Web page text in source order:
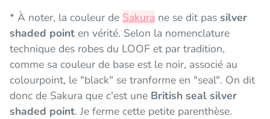
* À noter, la couleur de Sakura ne se dit pas silver
shaded point en vérité. Selon la nomenclature
technique des robes du LOOF et par tradition,
comme sa couleur de base est le noir, associé au
colourpoint, le "black" se tranforme en "seal". On dit
donc de Sakura que c'est une British seal silver
shaded point. Je ferme cette petite parenthèse.